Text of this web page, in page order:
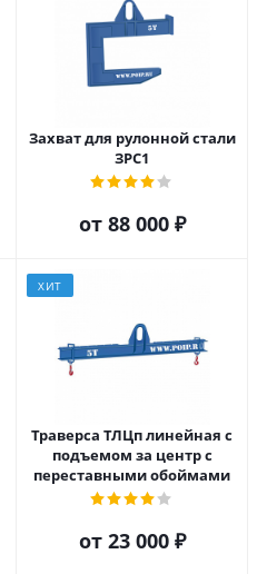
Захват для рулонной стали
ЗРС1
от 88 000 ₽
ХИТ
Траверса ТЛЦп линейная с
подъемом за центр с
переставными обоймами
от 23 000 ₽